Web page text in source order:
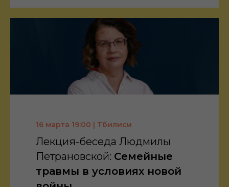
16 марта 19:00 | Тбилиси
Лекция-беседа Людмилы
Петрановской: Семейные
травмы в условиях новой